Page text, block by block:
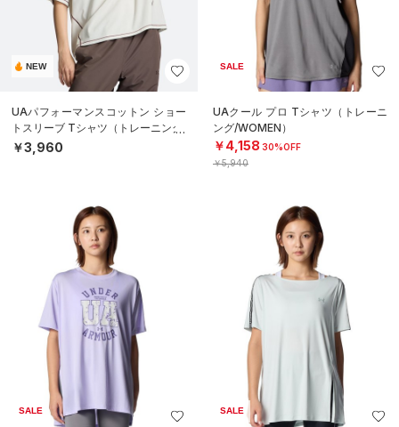
NEW
UAパフォーマンスコットン ショー
トスリーブ Tシャツ（トレーニング/
WOMEN）
￥3,960
SALE
UAクール プロ Tシャツ（トレーニ
ング/WOMEN）
￥4,158 30%OFF
￥5,940
SALE SALE